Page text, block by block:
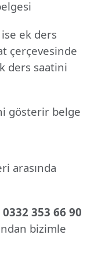
ek ders
çerçevesinde
ders saatini
gösterir belge
arasında
0332 353 66 90
bizimle